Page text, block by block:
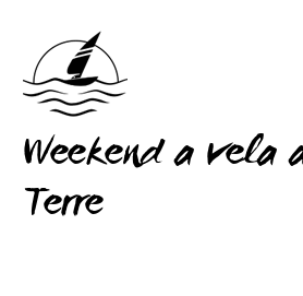
Weekend a vela
Terre